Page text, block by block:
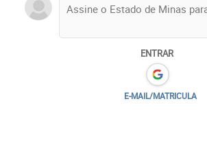
ENTRAR
E-MAIL/MATRICULA